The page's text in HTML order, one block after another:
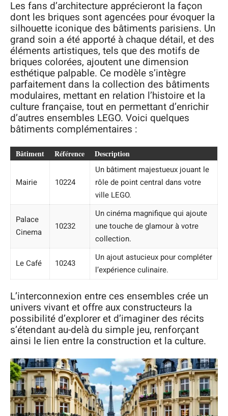
Les fans d’architecture apprécieront la façon
dont les briques sont agencées pour évoquer la
silhouette iconique des bâtiments parisiens. Un
grand soin a été apporté à chaque détail, et des
éléments artistiques, tels que des motifs de
briques colorées, ajoutent une dimension
esthétique palpable. Ce modèle s’intègre
parfaitement dans la collection des bâtiments
modulaires, mettant en relation l’histoire et la
culture française, tout en permettant d’enrichir
d’autres ensembles LEGO. Voici quelques
bâtiments complémentaires :
Bâtiment Référence Description
Mairie 10224
Un bâtiment majestueux jouant le
rôle de point central dans votre
ville LEGO.
Palace
Cinema
10232
Un cinéma magnifique qui ajoute
une touche de glamour à votre
collection.
Le Café 10243
Un ajout astucieux pour compléter
l’expérience culinaire.
L’interconnexion entre ces ensembles crée un
univers vivant et offre aux constructeurs la
possibilité d’explorer et d’imaginer des récits
s’étendant au-delà du simple jeu, renforçant
ainsi le lien entre la construction et la culture.